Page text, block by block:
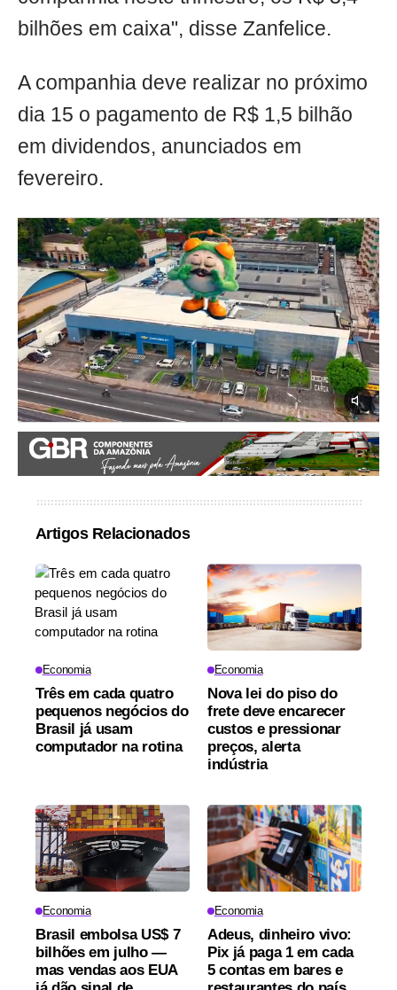
bilhões em caixa", disse Zanfelice.
A companhia deve realizar no próximo
dia 15 o pagamento de R$ 1,5 bilhão
em dividendos, anunciados em
fevereiro.
Artigos Relacionados
Economia
Três em cada quatro
pequenos negócios do
Brasil já usam
computador na rotina
Economia
Nova lei do piso do
frete deve encarecer
custos e pressionar
preços, alerta
indústria
Economia
Brasil embolsa US$ 7
bilhões em julho —
mas vendas aos EUA
Economia
Adeus, dinheiro vivo:
Pix já paga 1 em cada
5 contas em bares e